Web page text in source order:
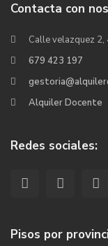
Contacta con
Calle velazquez
679 423 197
Alquiler Docente
Redes sociales:
Pisos por